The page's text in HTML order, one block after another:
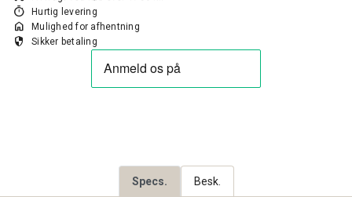
timer Hurtig levering
home Mulighed for afhentning
security Sikker betaling
Specs. Besk.